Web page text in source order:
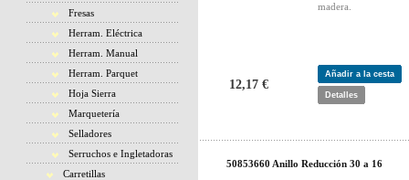
Fresas
Herram. Eléctrica
Herram. Manual
Herram. Parquet
Hoja Sierra
Marquetería
Selladores
Serruchos e Ingletadoras
Carretillas
madera.
12,17 €
Añadir a la cesta
Detalles
50853660 Anillo Reducción 30 a 16